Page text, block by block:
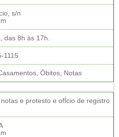
s/n
das 8h às 17h.
1115
Óbitos, Notas
e protesto e ofÍcio de registro